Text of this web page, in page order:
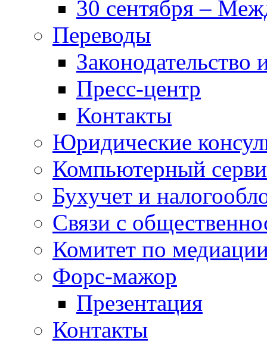
30 сентября –
Переводы
Законодательство
Пресс-центр
Контакты
Юридические
Компьютерный
Бухучет и
Связи с
Комитет по
Форс-мажор
Презентация
Контакты